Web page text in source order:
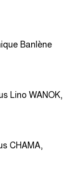
Banlène
Lino WANOK,
CHAMA,